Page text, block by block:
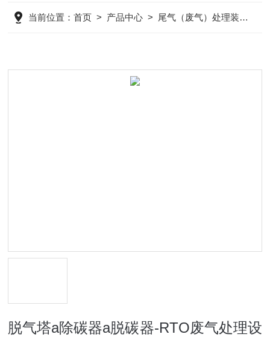
当前位置：首页 > 产品中心 > 尾气（废气）处理装置
脱气塔a除碳器a脱碳器-RTO废气处理设